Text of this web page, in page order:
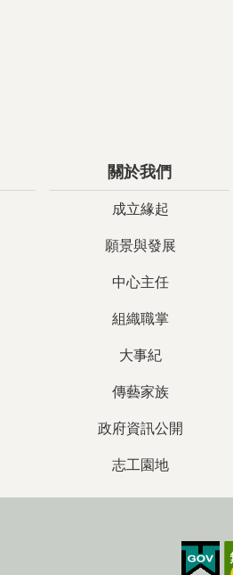
關於我們
成立緣起
願景與發展
中心主任
組織職掌
大事紀
傳藝家族
政府資訊公開
志工園地